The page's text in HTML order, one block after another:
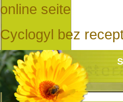
online seite
Cyclogyl bez